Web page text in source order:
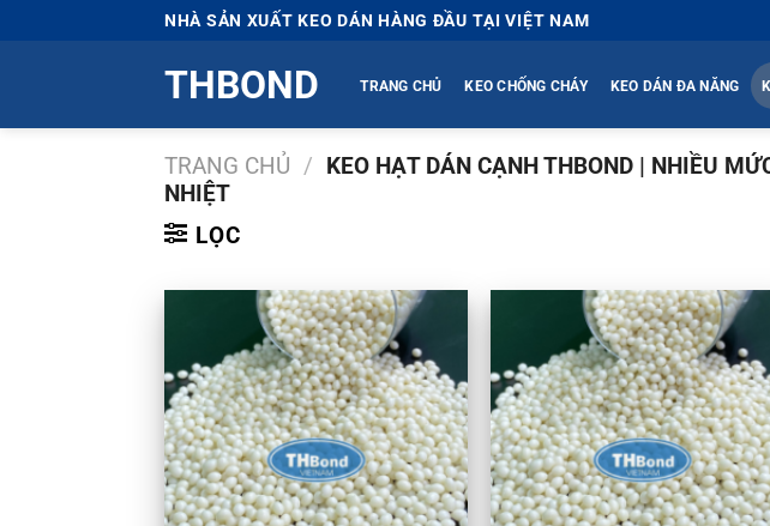
dung
NHÀ SẢN XUẤT KEO DÁN HÀNG ĐẦU TẠI VIỆT NAM
THBOND TRANG CHỦ KEO CHỐNG CHÁY KEO DÁN ĐA NĂNG
TRANG CHỦ / KEO HẠT DÁN CẠNH THBOND | NHIỀU
NHIỆT
LỌC